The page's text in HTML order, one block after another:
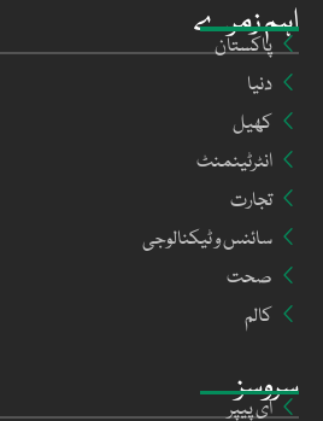
سروسز
ای پیپر
اہم زمرے
پاکستان
دنیا
کھیل
انٹرٹینمنٹ
تجارت
سائنس و ٹیکنالوجی
صحت
کالم